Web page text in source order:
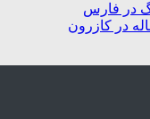
در فارس